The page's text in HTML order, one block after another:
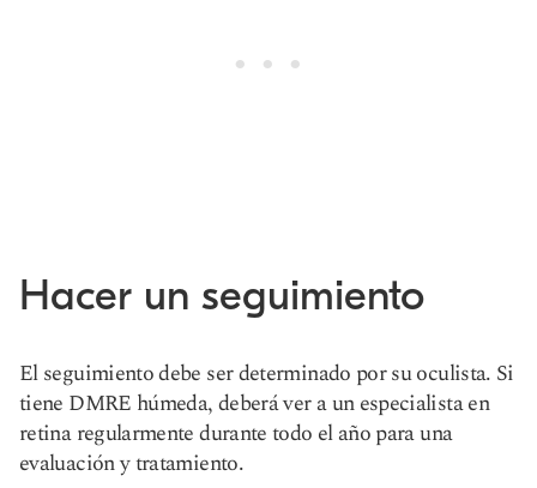
Hacer un seguimiento
El seguimiento debe ser determinado por su oculista. Si
tiene DMRE húmeda, deberá ver a un especialista en
retina regularmente durante todo el año para una
evaluación y tratamiento.